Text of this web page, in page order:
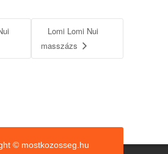
Lomi Lomi Nui
masszázs
© mostkozosseg.hu